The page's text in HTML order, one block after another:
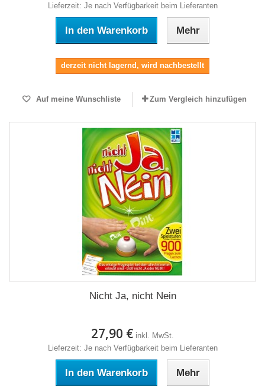
Lieferzeit: Je nach Verfügbarkeit beim Lieferanten
In den Warenkorb Mehr
derzeit nicht lagernd, wird nachbestellt
Auf meine Wunschliste Zum Vergleich hinzufügen
Nicht Ja, nicht Nein
27,90 € inkl. MwSt.
Lieferzeit: Je nach Verfügbarkeit beim Lieferanten
In den Warenkorb Mehr